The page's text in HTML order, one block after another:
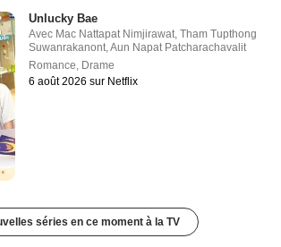
Unlucky Bae
Avec Mac Nattapat Nimjirawat,Tham Tupthong
Suwanrakanont,Aun Napat Patcharachavalit
Romance, Drame
6 août 2026 sur Netflix
séries en ce moment à la TV